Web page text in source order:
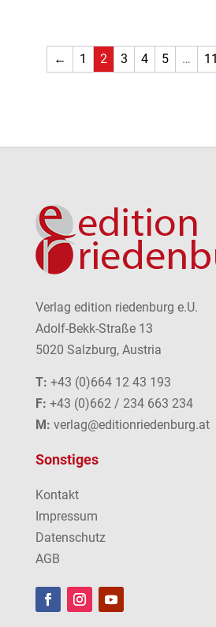
← 1 2 3 4 5 … 11
Verlag edition riedenburg e.U.
Adolf-Bekk-Straße 13
5020 Salzburg, Austria
T: +43 (0)664 12 43 193
F: +43 (0)662 / 234 663 234
M: verlag@editionriedenburg.at
Sonstiges
Kontakt
Impressum
Datenschutz
AGB